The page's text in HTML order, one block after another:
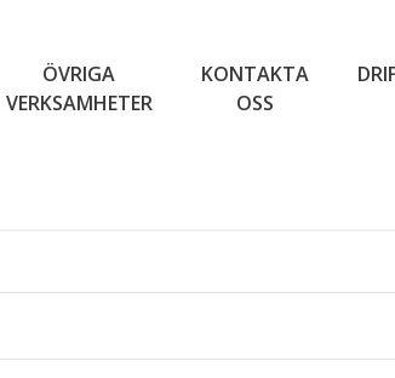
ÖVRIGA
VERKSAMHETER
KONTAKTA
OSS